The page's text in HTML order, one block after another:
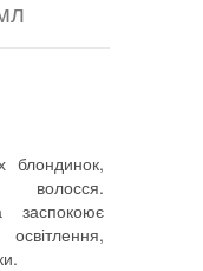
блондинок,
волосся.
заспокоює